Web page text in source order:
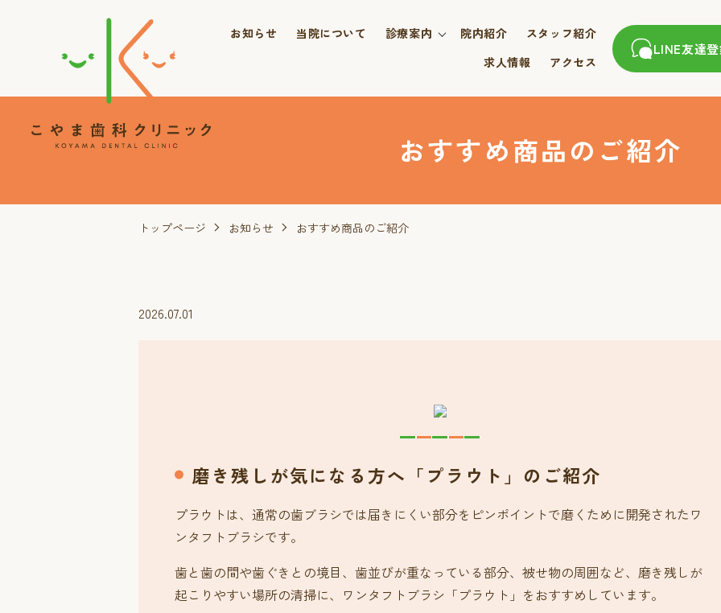
お知らせ 当院について 診療案内 院内紹介
スタッフ紹介
求人情報
アクセス
LINE友達
おすすめ商品のご紹介
トップページ お知らせ おすすめ商品のご紹介
2026.07.01
磨き残しが気になる方へ「プラウト」のご紹介
プラウトは、通常の歯ブラシでは届きにくい部分をピンポイントで磨くために開発されたワ
ンタフトブラシです。
歯と歯の間や歯ぐきとの境目、歯並びが重なっている部分、被せ物の周囲など、磨き残しが
起こりやすい場所の清掃に、ワンタフトブラシ「プラウト」をおすすめしています。